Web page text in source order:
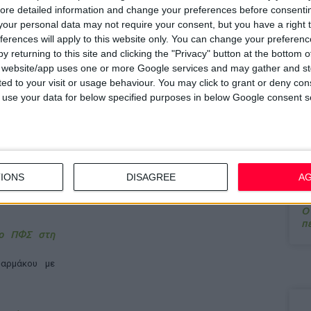
detailed information and change your preferences before
personal data may not require your consent, but you have a right
will apply to this website only. You can change your
returning to this site and clicking the "Privacy" button at the bottom
app uses one or more Google services and may gather and
to your visit or usage behaviour. You may click to grant or deny
your data for below specified purposes in below Google consent
DISAGREE
7/
Ο
συζητήσει μαζί μας».
να δει το θέμα της απελευθέρωσης του ωραρίου,
για τους φαρμακοποιούς εάν εφαρμοστεί, καθώς,
το ποσοστό έκπτωσης προς τα ταμεία.
ο ΠΦΣ στη
με